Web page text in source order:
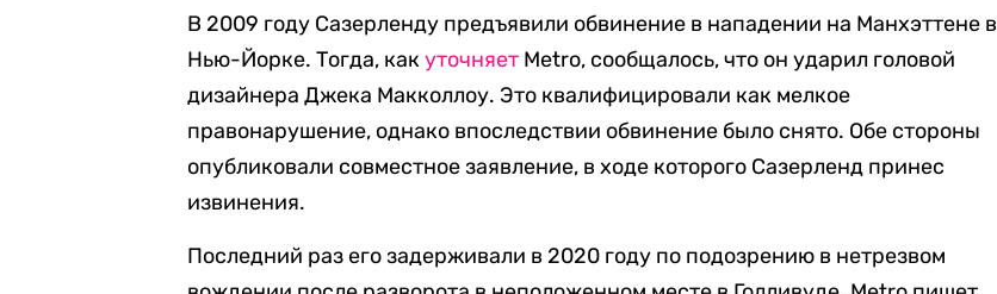
В 2009 году Сазерленду предъявили обвинение в нападении на Манхэттене в
Нью-Йорке. Тогда, какуточняет Metro, сообщалось, что он ударил головой
дизайнера Джека Макколлоу. Это квалифицировали как мелкое
правонарушение, однако впоследствии обвинение было снято. Обе стороны
опубликовали совместное заявление, в ходе которого Сазерленд принес
извинения.
Последний раз его задерживали в 2020 году по подозрению в нетрезвом